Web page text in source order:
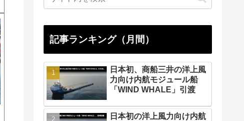
記事ランキング（月間）
日本初、商船三井の洋上風
力向け内航モジュール船
「WIND WHALE」引渡
日本初の洋上風力向け内航